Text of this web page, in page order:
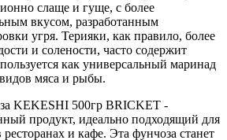
слаще и гуще, с более
вкусом, разработанным
угря. Терияки, как правило, более
и солености, часто содержит
как универсальный маринад
мяса и рыбы.